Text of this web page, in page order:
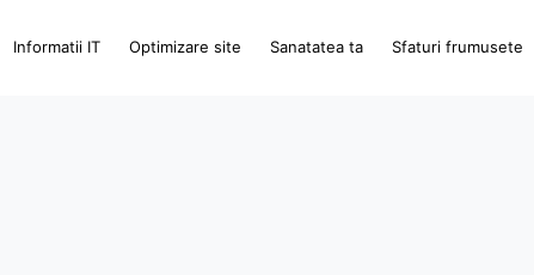
Informatii IT Optimizare site Sanatatea ta Sfaturi frumusete